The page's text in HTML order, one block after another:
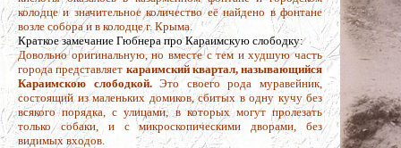
колодце и значительное количество её найдено в фонтане
возле собора и в колодце г. Крыма.
Краткое замечание Гюбнера про Караимскую слободку:
Довольно оригинальную, но вместе с тем и худшую часть
города представляет караимский квартал, называющийся
Караимскою слободкой.Это своего рода муравейник,
состоящий из маленьких домиков, сбитых в одну кучу без
всякого порядка, с улицами, в которых могут пролезать
только собаки, и с микроскопическими дворами, без
видимых входов.